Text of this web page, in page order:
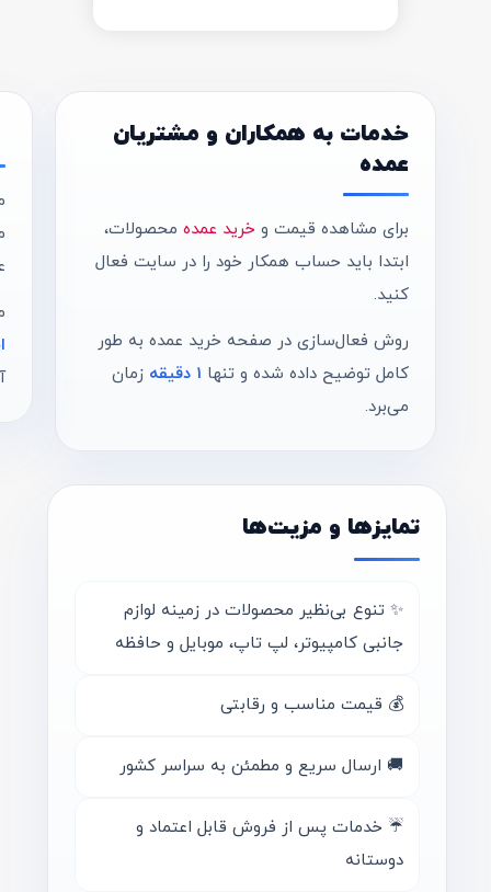
خدمات به همکاران و مشتریان
عمده
برای مشاهده قیمت و خرید عمده محصولات،
ابتدا باید حساب همکار خود را در سایت فعال
کنید.
روش فعال‌سازی در صفحه خرید عمده به طور
کامل توضیح داده شده و تنها 1 دقیقه
زمان
می‌برد.
تمایزها و مزیت‌ها
✨ تنوع بی‌نظیر محصولات در زمینه لوازم
جانبی کامپیوتر، لپ تاپ، موبایل و حافظه
💰 قیمت مناسب و رقابتی
🚚 ارسال سریع و مطمئن به سراسر کشور
☔ خدمات پس از فروش قابل اعتماد و
دوستانه